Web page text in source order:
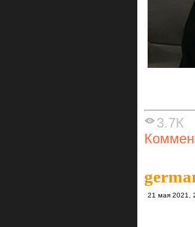
3.7К
21 мая 2021,